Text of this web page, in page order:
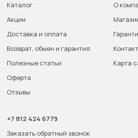
Каталог
Акции
Доставка и оплата
Возврат, обмен и гарантия
Полезные статьи
Оферта
Отзывы
О
Карта
+7 812 424 6779
Заказать обратный звонок